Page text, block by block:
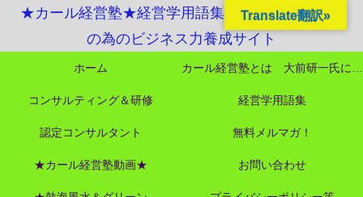
★カール経営塾★経営学用語集起業独立成功MBA
の為のビジネス力養成サイト
ホーム
コンサルティング＆研修 経営学用語集
認定コンサルタント 無料メルマガ！
★カール経営塾動画★ お問い合わせ
Translate翻訳»